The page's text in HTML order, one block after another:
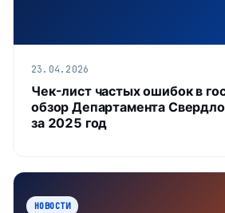
23.04.2026
Чек-лист частых ошибок в
обзор Департамента
за 2025 год
НОВОСТИ